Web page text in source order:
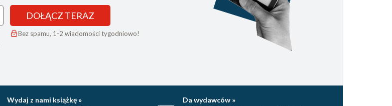
DOŁĄCZ TERAZ
Bez spamu, 1-2 wiadomości tygodniowo!
Wydaj z nami książkę » Da wydawców »